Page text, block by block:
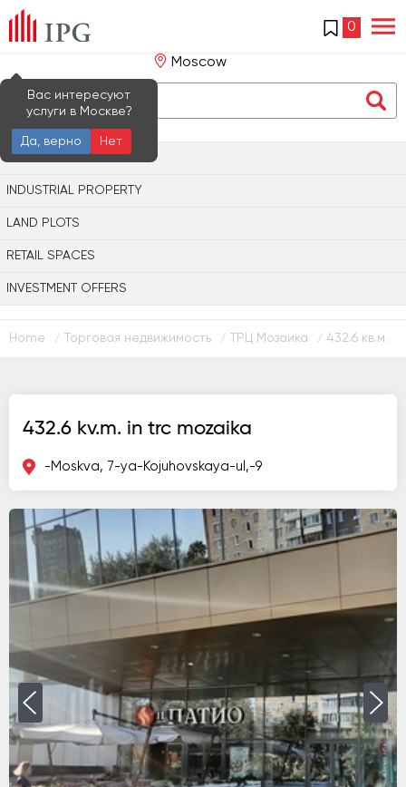
0
Moscow
Вас интересуют
услуги в Москве?
Да, верно
Нет
OFFICE PROPERTY
INDUSTRIAL PROPERTY
LAND PLOTS
RETAIL SPACES
INVESTMENT OFFERS
Home / Торговая недвижимость / ТРЦ Мозаика / 432.6 кв.м.
432.6 kv.m. in trc mozaika
-Moskva, 7-ya-Kojuhovskaya-ul,-9